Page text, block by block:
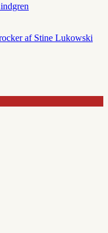
af Stine Lukowski